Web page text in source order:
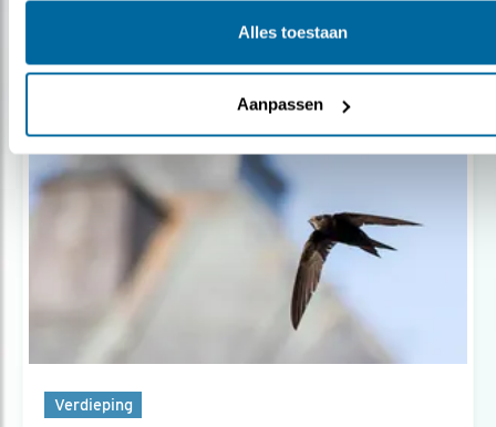
Alles toestaan
Aanpassen
Verdieping